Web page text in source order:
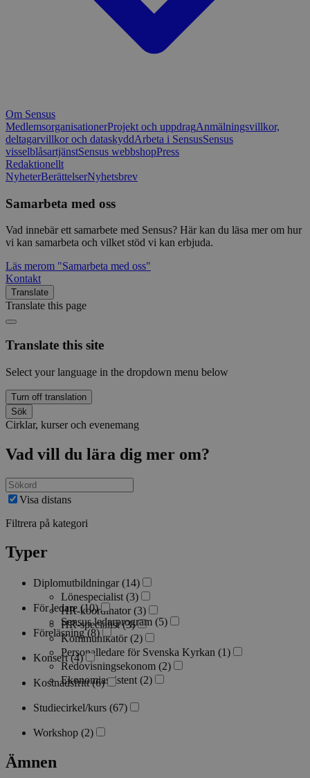
Om Sensus
MedlemsorganisationerProjekt och uppdragAnmälningsvillkor,
deltagarvillkor och dataskyddArbeta i SensusSensus
visselblåsartjänstSensus webbshopPress
Redaktionellt
NyheterBerättelserNyhetsbrev
Samarbeta med oss
Vad innebär ett samarbete med Sensus? Här kan du läsa mer om hur
vi kan samarbeta och vilket stöd vi kan erbjuda.
Läs merom "Samarbeta med oss"
Kontakt
Translate
Translate this page
Translate this site
Select your language in the dropdown menu below
Turn off translation
Sök
Cirklar, kurser och evenemang
Vad vill du lära dig mer om?
Visa distans
Filtrera på kategori
Typer
Diplomutbildningar (14)
Lönespecialist (3)
HR-koordinator (3)
HR-specialist (3)
Kommunikatör (2)
Personalledare för Svenska Kyrkan (1)
Redovisningsekonom (2)
Ekonomiassistent (2)
För ledare (10)
Sensus ledarprogram (5)
Föreläsning (8)
Konsert (4)
Kostnadsfritt (6)
Studiecirkel/kurs (67)
Workshop (2)
Ämnen